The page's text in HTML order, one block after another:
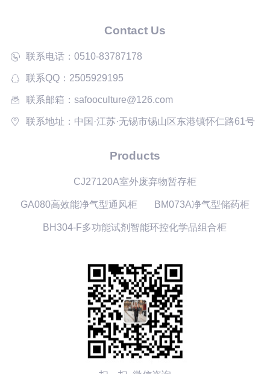
Contact Us
联系电话：0510-83787178
联系QQ：2505929195
联系邮箱：safooculture@126.com
联系地址：中国·江苏·无锡市锡山区东港镇怀仁路61号
Products
CJ27120A室外废弃物暂存柜
GA080高效能净气型通风柜 BM073A净气型储药柜
BH304-F多功能试剂智能环控化学品组合柜